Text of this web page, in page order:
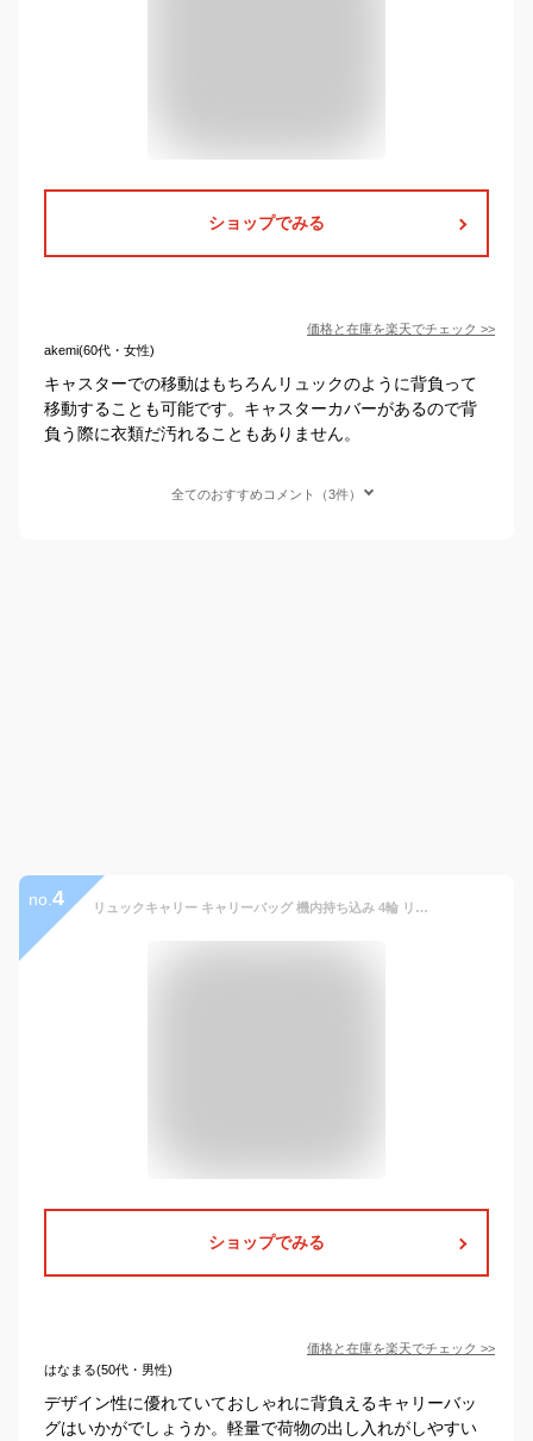
ショップでみる
価格と在庫を楽天でチェック >>
akemi(60代・女性)
キャスターでの移動はもちろんリュックのように背負って
移動することも可能です。キャスターカバーがあるので背
負う際に衣類だ汚れることもありません。
全てのおすすめコメント（3件）
no. 4 リュックキャリー キャリーバッグ 機内持ち込み 4輪 リュック キャリー 背負える リュックにもなる キャリーケース キャリーリュック キャスター取り外し 1泊 2泊 メンズ レディース
ショップでみる
価格と在庫を楽天でチェック >>
はなまる(50代・男性)
デザイン性に優れていておしゃれに背負えるキャリーバッ
グはいかがでしょうか。軽量で荷物の出し入れがしやすい